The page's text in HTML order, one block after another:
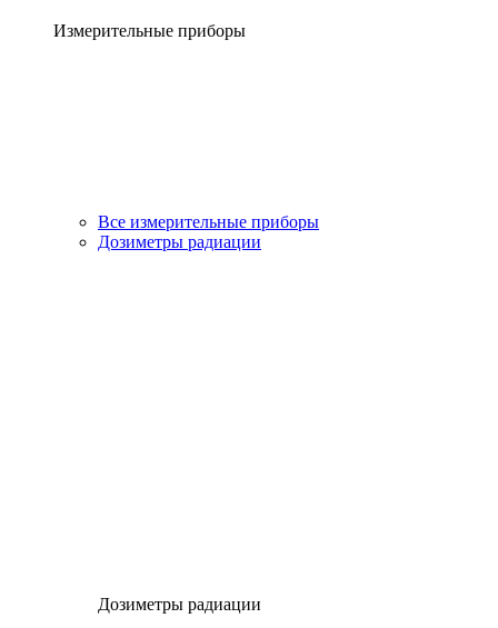
Измерительные приборы
Все измерительные приборы
Дозиметры радиации
Дозиметры радиации